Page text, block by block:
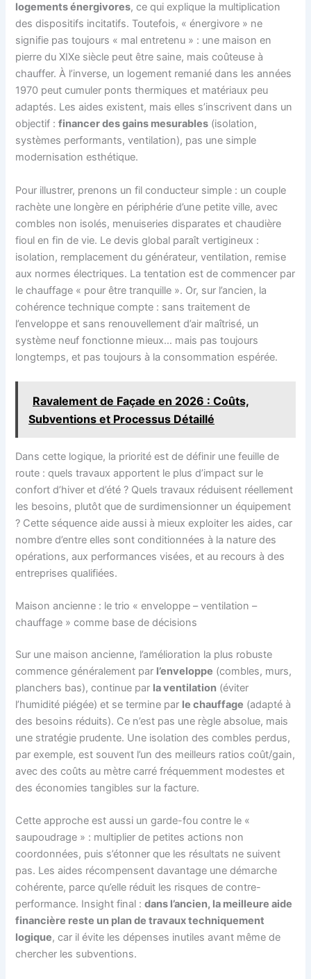
logements énergivores, ce qui explique la multiplication
des dispositifs incitatifs. Toutefois, « énergivore » ne
signifie pas toujours « mal entretenu » : une maison en
pierre du XIXe siècle peut être saine, mais coûteuse à
chauffer. À l’inverse, un logement remanié dans les années
1970 peut cumuler ponts thermiques et matériaux peu
adaptés. Les aides existent, mais elles s’inscrivent dans un
objectif :financer des gains mesurables (isolation,
systèmes performants, ventilation), pas une simple
modernisation esthétique.
Pour illustrer, prenons un fil conducteur simple : un couple
rachète une longère en périphérie d’une petite ville, avec
combles non isolés, menuiseries disparates et chaudière
fioul en fin de vie. Le devis global paraît vertigineux :
isolation, remplacement du générateur, ventilation, remise
aux normes électriques. La tentation est de commencer par
le chauffage « pour être tranquille ». Or, sur l’ancien, la
cohérence technique compte : sans traitement de
l’enveloppe et sans renouvellement d’air maîtrisé, un
système neuf fonctionne mieux… mais pas toujours
longtemps, et pas toujours à la consommation espérée.
Ravalement de Façade en 2026 : Coûts,
Subventions et Processus Détaillé
Dans cette logique, la priorité est de définir une feuille de
route : quels travaux apportent le plus d’impact sur le
confort d’hiver et d’été ? Quels travaux réduisent réellement
les besoins, plutôt que de surdimensionner un équipement
? Cette séquence aide aussi à mieux exploiter les aides, car
nombre d’entre elles sont conditionnées à la nature des
opérations, aux performances visées, et au recours à des
entreprises qualifiées.
Maison ancienne : le trio « enveloppe – ventilation –
chauffage » comme base de décisions
Sur une maison ancienne, l’amélioration la plus robuste
commence généralement par l’enveloppe (combles, murs,
planchers bas), continue par la ventilation (éviter
l’humidité piégée) et se termine par le chauffage (adapté à
des besoins réduits). Ce n’est pas une règle absolue, mais
une stratégie prudente. Une isolation des combles perdus,
par exemple, est souvent l’un des meilleurs ratios coût/gain,
avec des coûts au mètre carré fréquemment modestes et
des économies tangibles sur la facture.
Cette approche est aussi un garde-fou contre le «
saupoudrage » : multiplier de petites actions non
coordonnées, puis s’étonner que les résultats ne suivent
pas. Les aides récompensent davantage une démarche
cohérente, parce qu’elle réduit les risques de contre-
performance. Insight final :dans l’ancien, la meilleure aide
financière reste un plan de travaux techniquement
logique, car il évite les dépenses inutiles avant même de
chercher les subventions.